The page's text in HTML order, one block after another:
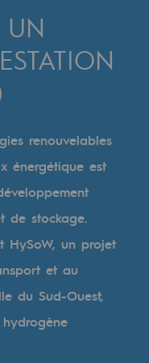
UN
renouvelables
énergétique est
de stockage.
HySoW, un projet
et au
du Sud-Ouest,